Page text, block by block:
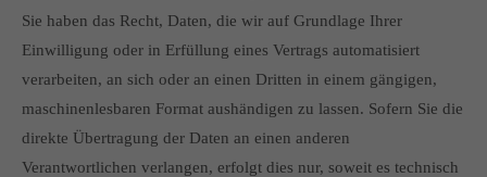
Sie haben das Recht, Daten, die wir auf Grundlage Ihrer
Einwilligung oder in Erfüllung eines Vertrags automatisiert
verarbeiten, an sich oder an einen Dritten in einem gängigen,
maschinenlesbaren Format aushändigen zu lassen. Sofern Sie die
direkte Übertragung der Daten an einen anderen
Verantwortlichen verlangen, erfolgt dies nur, soweit es technisch